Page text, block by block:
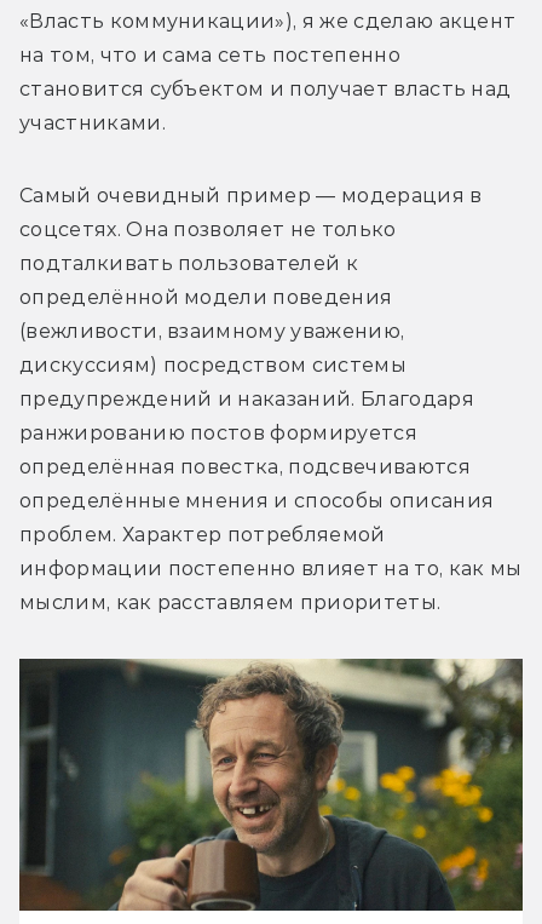
«Власть коммуникации»), я же сделаю акцент
на том, что и сама сеть постепенно
становится субъектом и получает власть над
участниками.
Самый очевидный пример — модерация в
соцсетях. Она позволяет не только
подталкивать пользователей к
определённой модели поведения
(вежливости, взаимному уважению,
дискуссиям) посредством системы
предупреждений и наказаний. Благодаря
ранжированию постов формируется
определённая повестка, подсвечиваются
определённые мнения и способы описания
проблем. Характер потребляемой
информации постепенно влияет на то, как мы
мыслим, как расставляем приоритеты.